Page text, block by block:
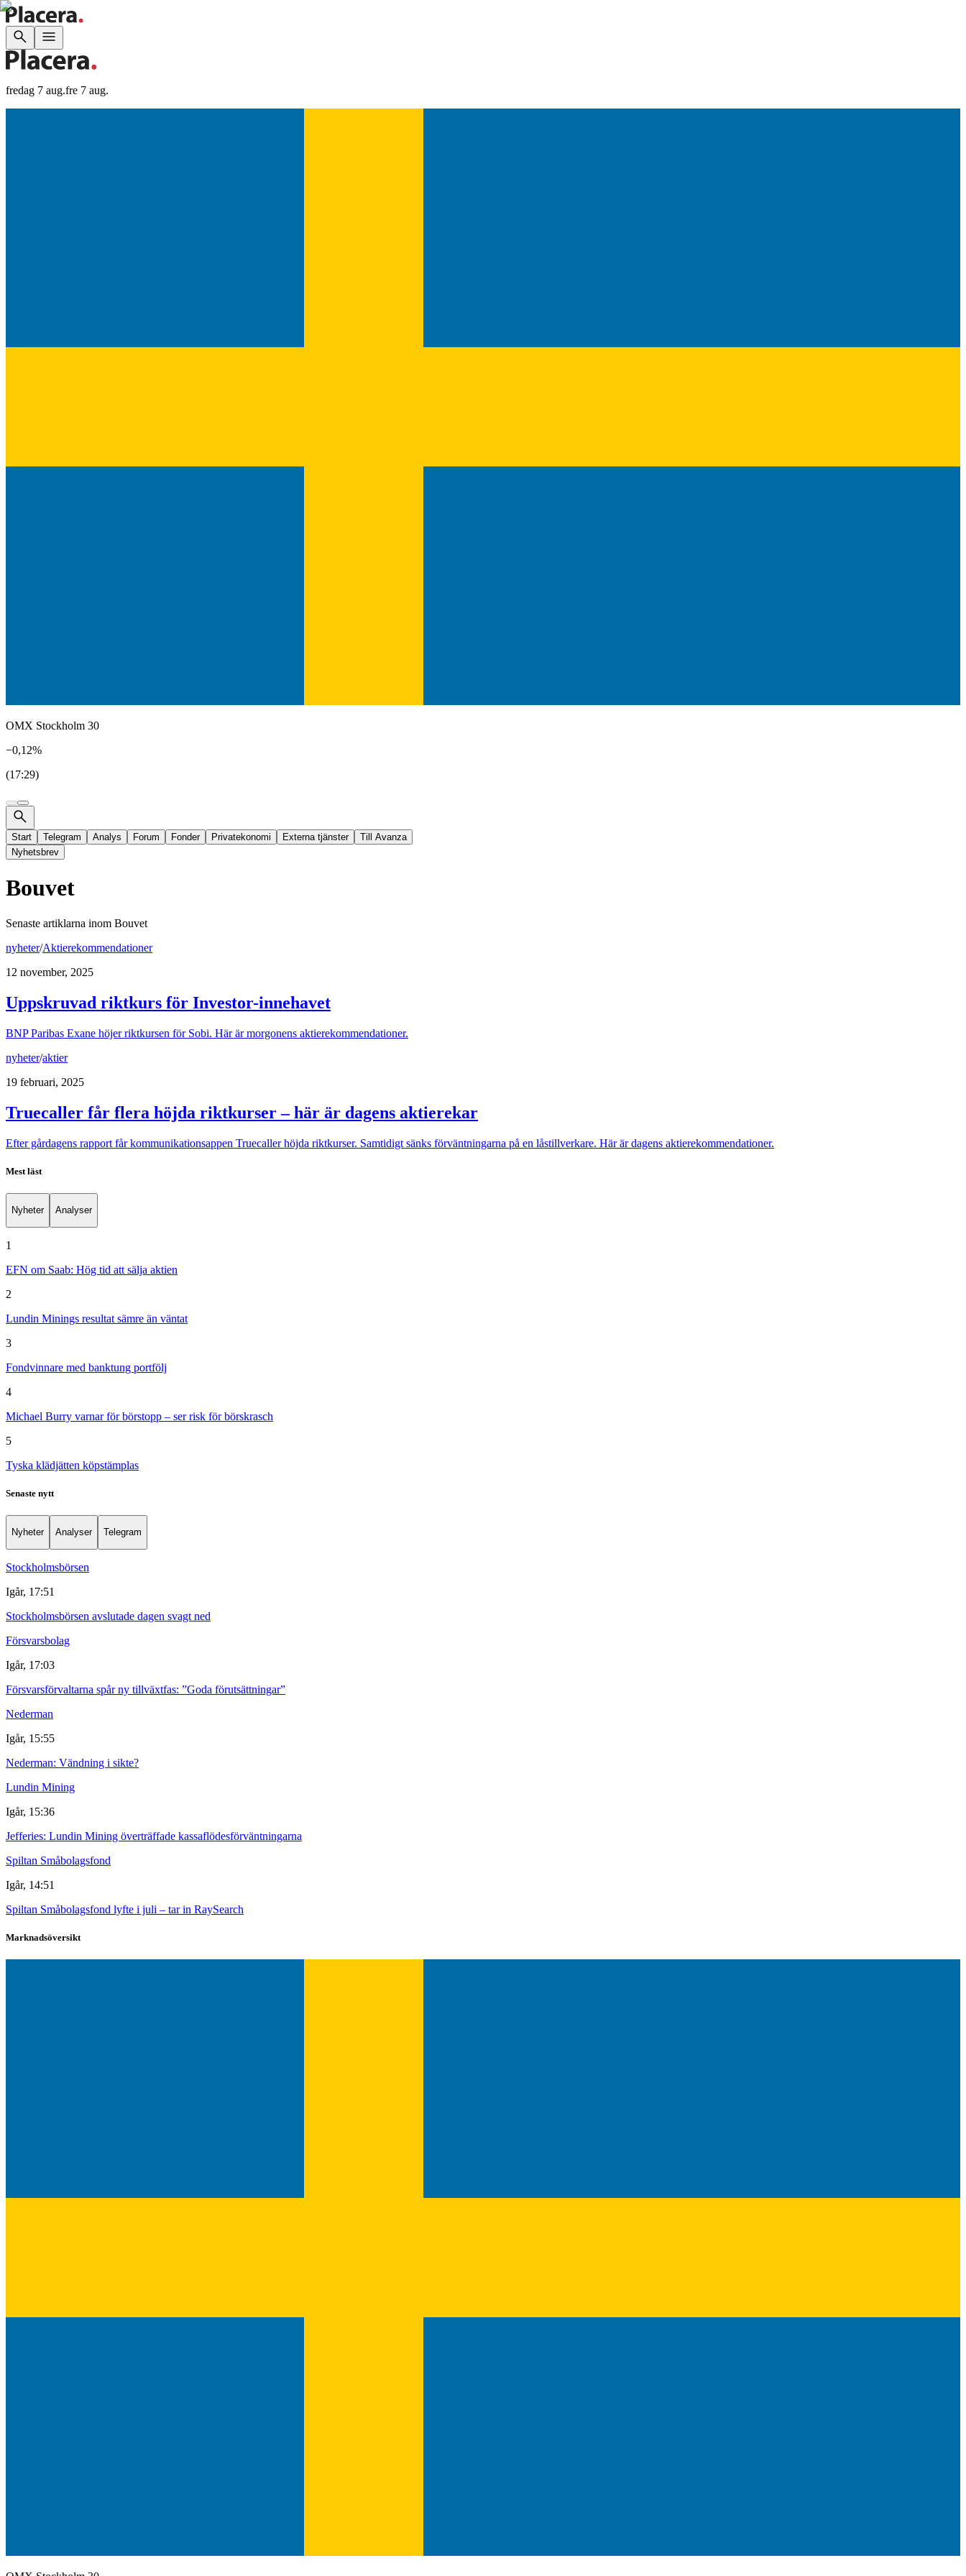
fredag 7 aug.fre 7 aug.
OMX Stockholm 30
−0,12%
(17:29)
Start Telegram Analys Forum Fonder Privatekonomi Externa tjänster
Till Avanza
Nyhetsbrev
Bouvet
Senaste artiklarna inom Bouvet
nyheter/Aktierekommendationer
12 november, 2025
Uppskruvad riktkurs för Investor-innehavet
BNP Paribas Exane höjer riktkursen för Sobi. Här är morgonens aktierekommendationer.
nyheter/aktier
19 februari, 2025
Truecaller får flera höjda riktkurser – här är dagens aktierekar
Efter gårdagens rapport får kommunikationsappen Truecaller höjda riktkurser. Samtidigt sänks förväntningarna på en låstillverkare. Här är dagens aktierekommendationer.
Mest läst
Nyheter Analyser
1
EFN om Saab: Hög tid att sälja aktien
2
Lundin Minings resultat sämre än väntat
3
Fondvinnare med banktung portfölj
4
Michael Burry varnar för börstopp – ser risk för börskrasch
5
Tyska klädjätten köpstämplas
Senaste nytt
Nyheter Analyser Telegram
Stockholmsbörsen
Igår, 17:51
Stockholmsbörsen avslutade dagen svagt ned
Försvarsbolag
Igår, 17:03
Försvarsförvaltarna spår ny tillväxtfas: ”Goda förutsättningar”
Nederman
Igår, 15:55
Nederman: Vändning i sikte?
Lundin Mining
Igår, 15:36
Jefferies: Lundin Mining överträffade kassaflödesförväntningarna
Spiltan Småbolagsfond
Igår, 14:51
Spiltan Småbolagsfond lyfte i juli – tar in RaySearch
Marknadsöversikt